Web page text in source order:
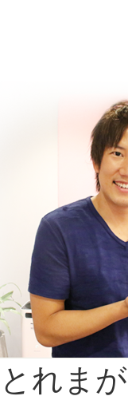
とれま